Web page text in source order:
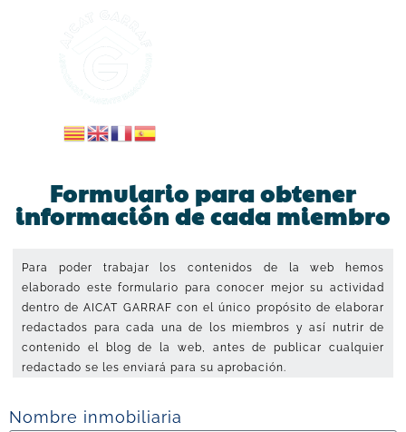
Formulario para obtener
información de cada miembro
Para poder trabajar los contenidos de la web hemos
elaborado este formulario para conocer mejor su actividad
dentro de AICAT GARRAF con el único propósito de elaborar
redactados para cada una de los miembros y así nutrir de
contenido el blog de la web, antes de publicar cualquier
redactado se les enviará para su aprobación.
Nombre inmobiliaria